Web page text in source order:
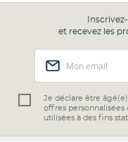
et recevez les
notre
lettre
d’information
Je déclare être
offres personnalisées
utilisées à des fins